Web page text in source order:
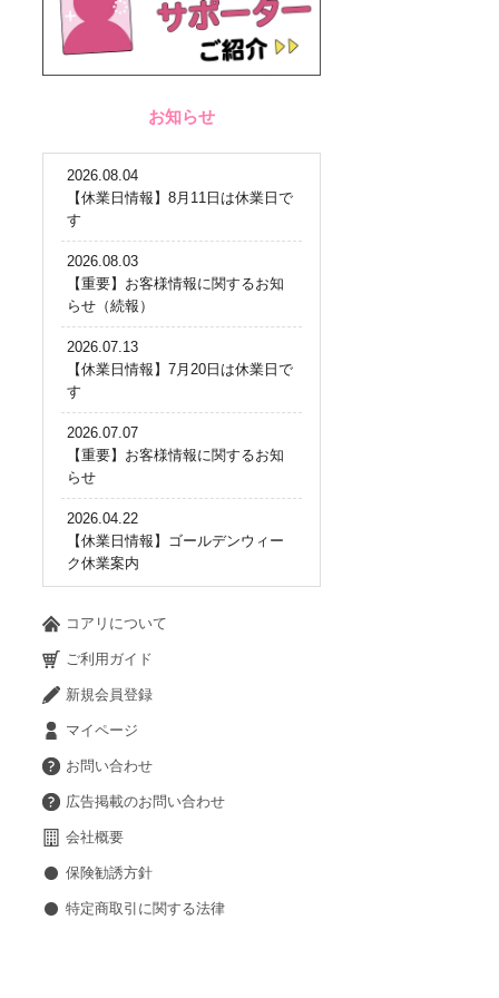
お知らせ
2026.08.04
【休業日情報】8月11日は休業日で
す
2026.08.03
【重要】お客様情報に関するお知
らせ（続報）
2026.07.13
【休業日情報】7月20日は休業日で
す
2026.07.07
【重要】お客様情報に関するお知
らせ
2026.04.22
【休業日情報】ゴールデンウィー
ク休業案内
コアリについて
ご利用ガイド
新規会員登録
マイページ
お問い合わせ
広告掲載のお問い合わせ
会社概要
保険勧誘方針
特定商取引に関する法律